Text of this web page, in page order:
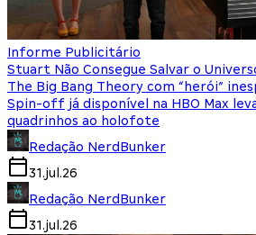
Informe Publicitário
Stuart Não Consegue Salvar o
The Big Bang Theory com “herói”
Spin-off já disponível na HBO Max
quadrinhos ao holofote
Redação NerdBunker
31.jul.26
Redação NerdBunker
31.jul.26